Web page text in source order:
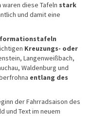
waren diese Tafeln stark
und damit eine
Kreuzungs- oder
Langenweißbach,
Waldenburg und
entlang des
der Fahrradsaison des
und Text im neuem